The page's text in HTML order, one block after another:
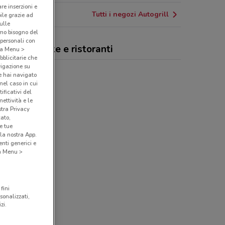
Tutti i negozi Autogrill
offerte e ristoranti
inserzioni e
grazie ad
bisogno del
con
Menu >
che
su
hai navigato
caso in cui
del
e le
Privacy
tue
nostra App.
generici e
Menu >
fini